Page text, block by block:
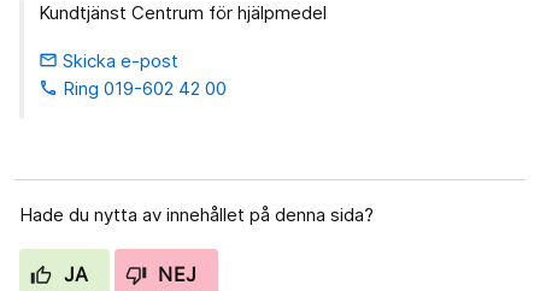
Kundtjänst Centrum för hjälpmedel
email Skicka e-post
phone Ring 019-602 42 00
Hade du nytta av innehållet på denna sida?
JA NEJ